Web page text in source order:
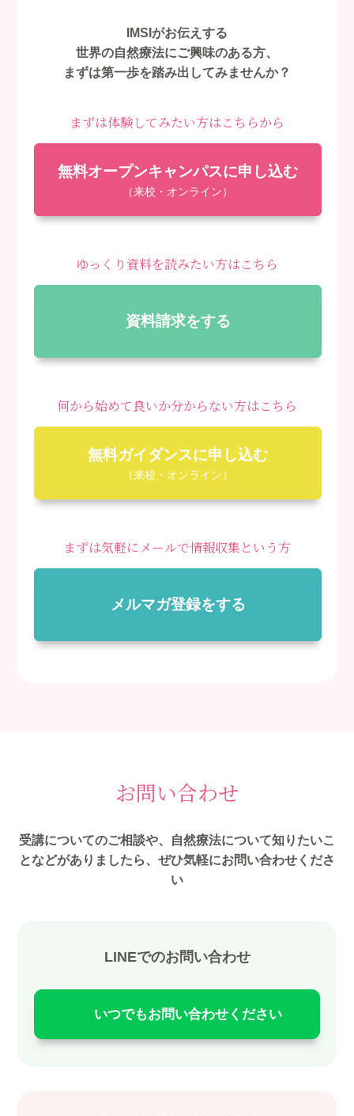
IMSIがお伝えする
世界の自然療法にご興味のある方、
まずは第一歩を踏み出してみませんか？
まずは体験してみたい方はこちらから
無料オープンキャンパスに申し込む
（来校・オンライン）
ゆっくり資料を読みたい方はこちら
資料請求をする
何から始めて良いか分からない方はこちら
無料ガイダンスに申し込む
（来校・オンライン）
まずは気軽にメールで情報収集という方
メルマガ登録をする
お問い合わせ
受講についてのご相談や、自然療法について知りたいこ
となどがありましたら、ぜひ気軽にお問い合わせくださ
い
LINEでのお問い合わせ
いつでもお問い合わせください